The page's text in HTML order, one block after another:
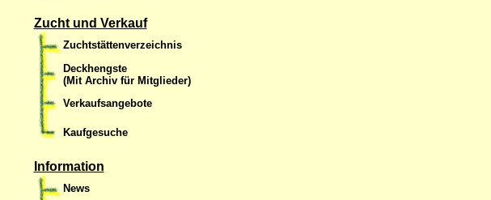
Zucht und Verkauf
Zuchtstättenverzeichnis
Deckhengste
(Mit Archiv für Mitglieder)
Verkaufsangebote
Kaufgesuche
Information
News